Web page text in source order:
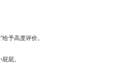
予高度评价。
屁。